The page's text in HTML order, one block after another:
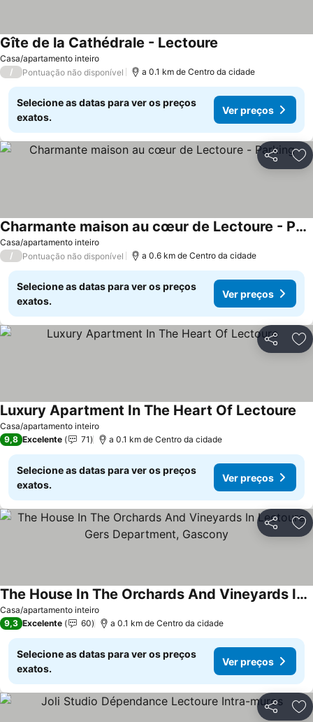
Casa/apartamento inteiro
Gîte de la Cathédrale - Lectoure
/ Pontuação não disponível a 0.1 km de Centro da cidade
Selecione as datas para ver os preços
exatos.
Ver preços
Partilhar
Casa/apartamento inteiro
Charmante maison au cœur de Lectoure - Parking
/ Pontuação não disponível a 0.6 km de Centro da cidade
Selecione as datas para ver os preços
exatos.
Ver preços
Partilhar
Casa/apartamento inteiro
Luxury Apartment In The Heart Of Lectoure
9,8 Excelente 71 a 0.1 km de Centro da cidade
Selecione as datas para ver os preços
exatos.
Ver preços
Partilhar
Casa/apartamento inteiro
The House In The Orchards And Vineyards In Lectoure, Gers Department, Gascony
9,3 Excelente 60 a 0.1 km de Centro da cidade
Selecione as datas para ver os preços
exatos.
Ver preços
Partilhar